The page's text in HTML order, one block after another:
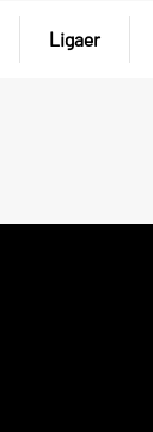
Ligaer